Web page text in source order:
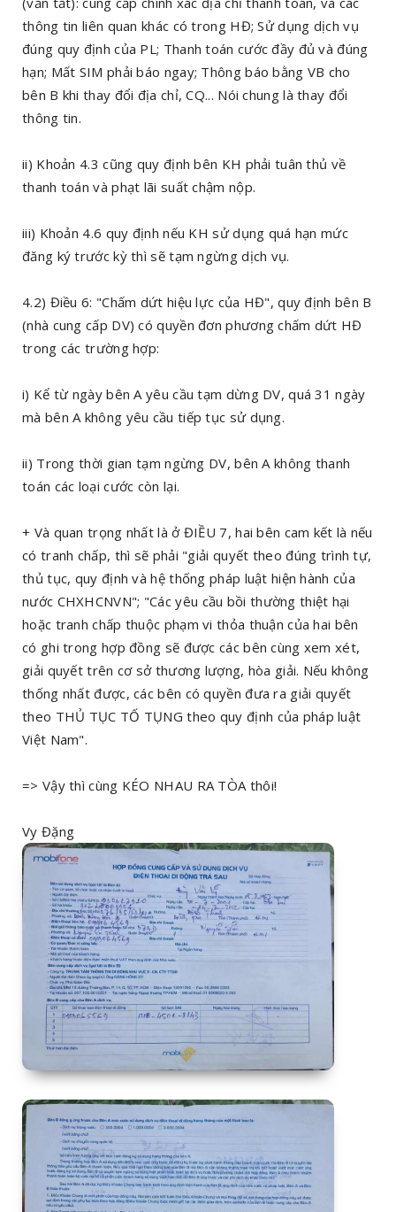
thông tin liên quan khác có trong HĐ; Sử dụng dịch vụ
đúng quy định của PL; Thanh toán cước đầy đủ và đúng
hạn; Mất SIM phải báo ngay; Thông báo bằng VB cho
bên B khi thay đổi địa chỉ, CQ... Nói chung là thay đổi
thông tin.
ii) Khoản 4.3 cũng quy định bên KH phải tuân thủ về
thanh toán và phạt lãi suất chậm nộp.
iii) Khoản 4.6 quy định nếu KH sử dụng quá hạn mức
đăng ký trước kỳ thì sẽ tạm ngừng dịch vụ.
4.2) Điều 6: "Chấm dứt hiệu lực của HĐ", quy định bên B
(nhà cung cấp DV) có quyền đơn phương chấm dứt HĐ
trong các trường hợp:
i) Kể từ ngày bên A yêu cầu tạm dừng DV, quá 31 ngày
mà bên A không yêu cầu tiếp tục sử dụng.
ii) Trong thời gian tạm ngừng DV, bên A không thanh
toán các loại cước còn lại.
+ Và quan trọng nhất là ở ĐIỀU 7, hai bên cam kết là nếu
có tranh chấp, thì sẽ phải "giải quyết theo đúng trình tự,
thủ tục, quy định và hệ thống pháp luật hiện hành của
nước CHXHCNVN"; "Các yêu cầu bồi thường thiệt hại
hoặc tranh chấp thuộc phạm vi thỏa thuận của hai bên
có ghi trong hợp đồng sẽ được các bên cùng xem xét,
giải quyết trên cơ sở thương lượng, hòa giải. Nếu không
thống nhất được, các bên có quyền đưa ra giải quyết
theo THỦ TỤC TỐ TỤNG theo quy định của pháp luật
Việt Nam".
=> Vậy thì cùng KÉO NHAU RA TÒA thôi!
Vy Đặng